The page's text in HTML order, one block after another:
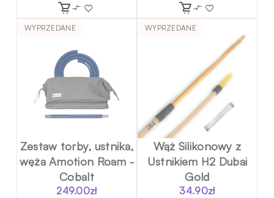
WYPRZEDANE
Zestaw torby, ustnika,
węża Amotion Roam -
Cobalt
249.00zł
WYPRZEDANE
Wąż Silikonowy z
Ustnikiem H2 Dubai
Gold
34.90zł